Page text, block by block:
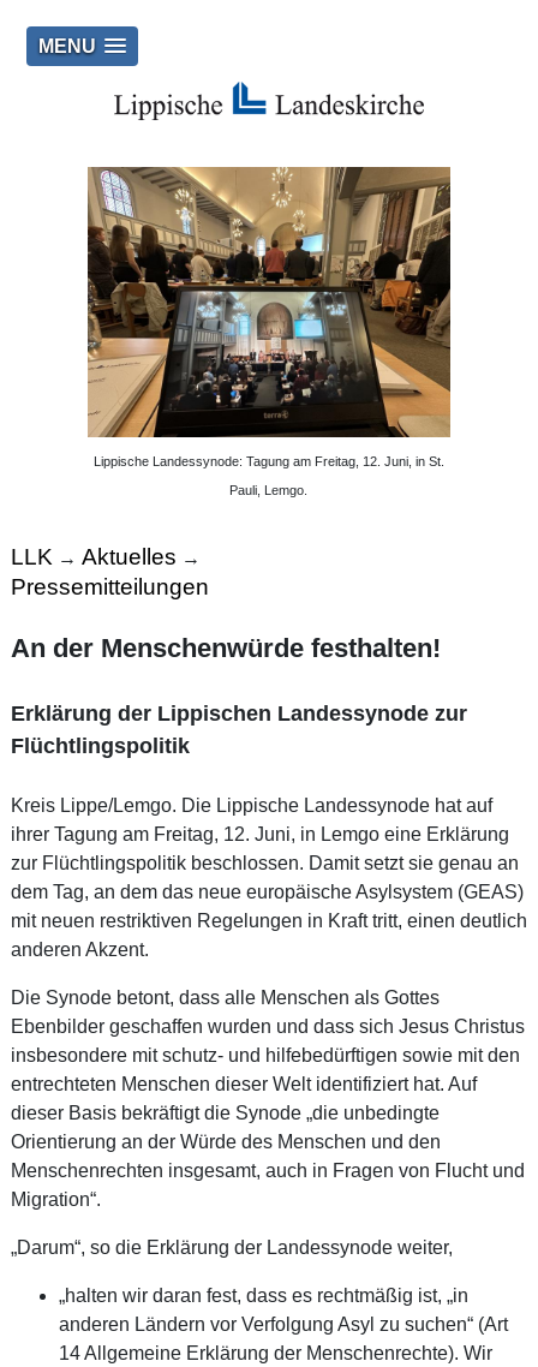
MENU
Lippische Landessynode: Tagung am Freitag, 12. Juni, in St.
Pauli, Lemgo.
LLK → Aktuelles →
Pressemitteilungen
An der Menschenwürde festhalten!
Erklärung der Lippischen Landessynode zur
Flüchtlingspolitik
Kreis Lippe/Lemgo. Die Lippische Landessynode hat auf
ihrer Tagung am Freitag, 12. Juni, in Lemgo eine Erklärung
zur Flüchtlingspolitik beschlossen. Damit setzt sie genau an
dem Tag, an dem das neue europäische Asylsystem (GEAS)
mit neuen restriktiven Regelungen in Kraft tritt, einen deutlich
anderen Akzent.
Die Synode betont, dass alle Menschen als Gottes
Ebenbilder geschaffen wurden und dass sich Jesus Christus
insbesondere mit schutz- und hilfebedürftigen sowie mit den
entrechteten Menschen dieser Welt identifiziert hat. Auf
dieser Basis bekräftigt die Synode „die unbedingte
Orientierung an der Würde des Menschen und den
Menschenrechten insgesamt, auch in Fragen von Flucht und
Migration“.
„Darum“, so die Erklärung der Landessynode weiter,
„halten wir daran fest, dass es rechtmäßig ist, „in
anderen Ländern vor Verfolgung Asyl zu suchen“ (Art
14 Allgemeine Erklärung der Menschenrechte). Wir